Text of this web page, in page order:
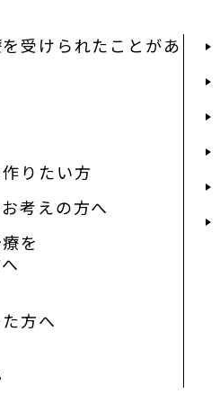
受けられたことがあ
りたい方
お考えの方へ
を
方へ